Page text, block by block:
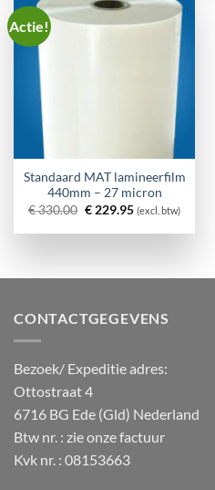
Actie!
Standaard MAT lamineerfilm
440mm – 27 micron
€330.00 Oorspronkelijke
was:
€229.95Huidige
prijs
is:
(excl. btw)
CONTACTGEGEVENS
Bezoek/ Expeditie adres:
Ottostraat 4
6716 BG Ede (Gld) Nederland
Btw nr. : zie onze factuur
Kvk nr. : 08153663